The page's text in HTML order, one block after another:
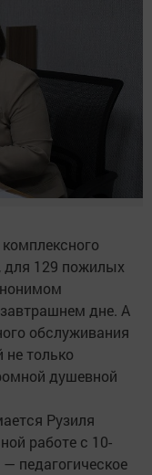
для 129 пожилых
дне. А
обслуживания
только
душевной
Рузиля
работе с 10-
педагогическое